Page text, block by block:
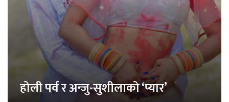
होली पर्व र अन्जु-सुशीलाको ‘प्यार’